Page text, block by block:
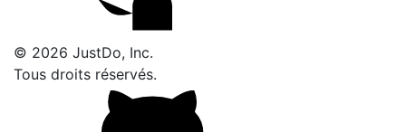
© 2026 JustDo, Inc.
Tous droits réservés.